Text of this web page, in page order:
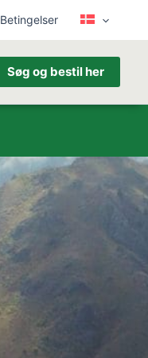
Betingelser
Søg og bestil her